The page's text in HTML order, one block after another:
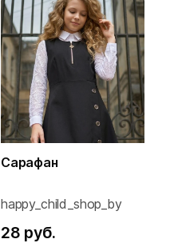
Сарафан
happy_child_shop_by
28 руб.